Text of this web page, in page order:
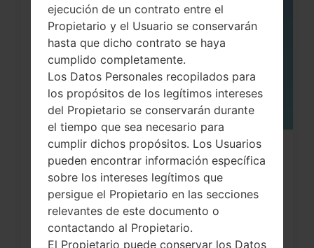
¿Cómo restablecer datos de fábrica
a través del menú...
ejecución de un contrato entre el
Propietario y el Usuario se conservarán
hasta que dicho contrato se haya
cumplido completamente.
Los Datos Personales recopilados para
los propósitos de los legítimos intereses
del Propietario se conservarán durante
el tiempo que sea necesario para
cumplir dichos propósitos. Los Usuarios
pueden encontrar información específica
sobre los intereses legítimos que
persigue el Propietario en las secciones
relevantes de este documento o
contactando al Propietario.
El Propietario puede conservar los Datos